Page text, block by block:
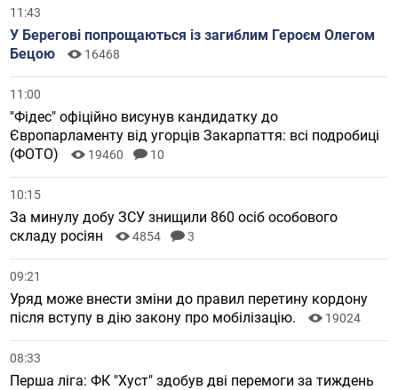
11:43
У Берегові попрощаються із загиблим Героєм Олегом
Бецою
16468
11:00
"Фідес" офіційно висунув кандидатку до
Європарламенту від угорців Закарпаття: всі подробиці
(ФОТО)
19460 10
10:15
За минулу добу ЗСУ знищили 860 осіб особового
складу росіян
4854 3
09:21
Уряд може внести зміни до правил перетину кордону
після вступу в дію закону про мобілізацію.
19024
08:33
Перша ліга: ФК "Хуст" здобув дві перемоги за тиждень